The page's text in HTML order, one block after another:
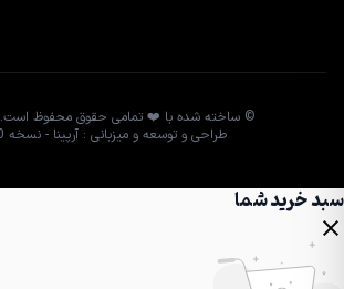
© ساخته شده با ❤️ تمامی حقوق محفوظ است. ١٣٩٤ - ١٤٠۵
طراحی و توسعه و میزبانی : آرپینا - نسخه 15.2.0
سبد خرید شما